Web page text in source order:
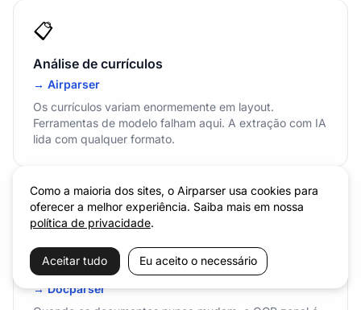
Como a maioria dos sites, o Airparser usa cookies para
oferecer a melhor experiência. Saiba mais em nossa
política de privacidade.
Aceitar tudo Eu aceito o necessário
📋
Análise de currículos
→ Airparser
Os currículos variam enormemente em layout.
Ferramentas de modelo falham aqui. A extração com IA
lida com qualquer formato.
📄
Formulários PDF de layout fixo (sempre o
mesmo modelo)
→ Docparser